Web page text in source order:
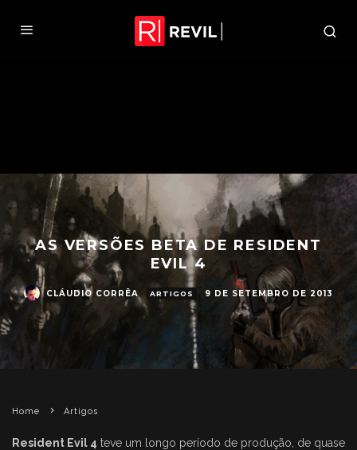
AS VERSÕES BETA DE RESIDENT
EVIL 4
CLÁUDIO CORRÊA ARTIGOS 9 DE SETEMBRO DE 2013
Home Artigos
Resident Evil 4 teve um longo período de produção, de quase